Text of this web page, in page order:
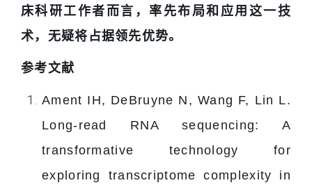
床科研工作者而言，率先布局和应用这一技
术，无疑将占据领先优势。
参考文献
Ament IH, DeBruyne N, Wang F, Lin L.
Long-read RNA sequencing: A
transformative technology for
exploring transcriptome complexity in